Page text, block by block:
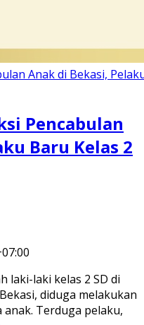
Pencabulan
Baru Kelas 2
laki-laki kelas 2 SD di
diduga melakukan
Terduga pelaku,